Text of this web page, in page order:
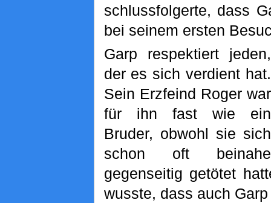
schlussfolgerte, dass
bei seinem ersten
Garp respektiert jeden,
der es sich verdient hat.
Sein Erzfeind Roger war
für ihn fast wie ein
Bruder, obwohl sie sich
schon oft beinahe
gegenseitig getötet
wusste, dass auch